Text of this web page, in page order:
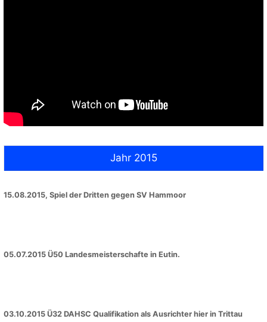
Jahr 2015
15.08.2015, Spiel der Dritten gegen SV Hammoor
05.07.2015 Ü50 Landesmeisterschafte in Eutin.
03.10.2015 Ü32 DAHSC Qualifikation als Ausrichter hier in Trittau